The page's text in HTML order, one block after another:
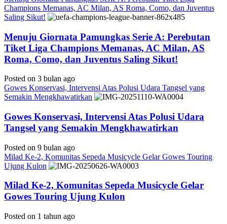
Champions Memanas, AC Milan, AS Roma, Como, dan Juventus
Saling Sikut!
Menuju Giornata Pamungkas Serie A: Perebutan
Tiket Liga Champions Memanas, AC Milan, AS
Roma, Como, dan Juventus Saling Sikut!
Posted on 3 bulan ago
Gowes Konservasi, Intervensi Atas Polusi Udara Tangsel yang
Semakin Mengkhawatirkan
Gowes Konservasi, Intervensi Atas Polusi Udara
Tangsel yang Semakin Mengkhawatirkan
Posted on 9 bulan ago
Milad Ke-2, Komunitas Sepeda Musicycle Gelar Gowes Touring
Ujung Kulon
Milad Ke-2, Komunitas Sepeda Musicycle Gelar
Gowes Touring Ujung Kulon
Posted on 1 tahun ago